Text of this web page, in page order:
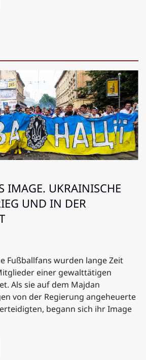
IMAGE. UKRAINISCHE
UND IN DER
Fußballfans wurden lange Zeit
einer gewalttätigen
Als sie auf dem Majdan
von der Regierung angeheuerte
begann sich ihr Image